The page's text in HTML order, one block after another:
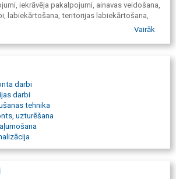
iekrāvēja pakalpojumi, ainavas veidošana,
labiekārtošana, teritorijas labiekārtošana,
uzklāšana, zāles sēšana, māju pagalmu
no sniegastāvlaukumu attīrīšana no sniega
dzīvokļu remonts, dzīvokļu remonts
ļoti kvalitatīvus dzīvokļu un māju iekšējās
telpu uzkopšana, telpu ģenerālā
Vairāk
darbi
darbi
tehnika
uzturēšana